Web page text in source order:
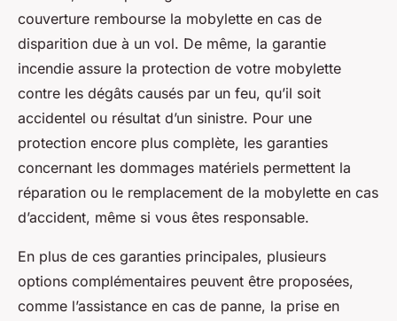
couverture rembourse la mobylette en cas de
disparition due à un vol. De même, la garantie
incendie assure la protection de votre mobylette
contre les dégâts causés par un feu, qu’il soit
accidentel ou résultat d’un sinistre. Pour une
protection encore plus complète, les garanties
concernant les dommages matériels permettent la
réparation ou le remplacement de la mobylette en cas
d’accident, même si vous êtes responsable.
En plus de ces garanties principales, plusieurs
options complémentaires peuvent être proposées,
comme l’assistance en cas de panne, la prise en